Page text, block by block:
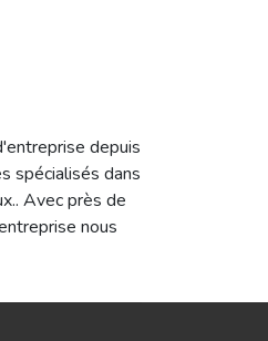
depuis
spécialisés dans
Avec près de
nous